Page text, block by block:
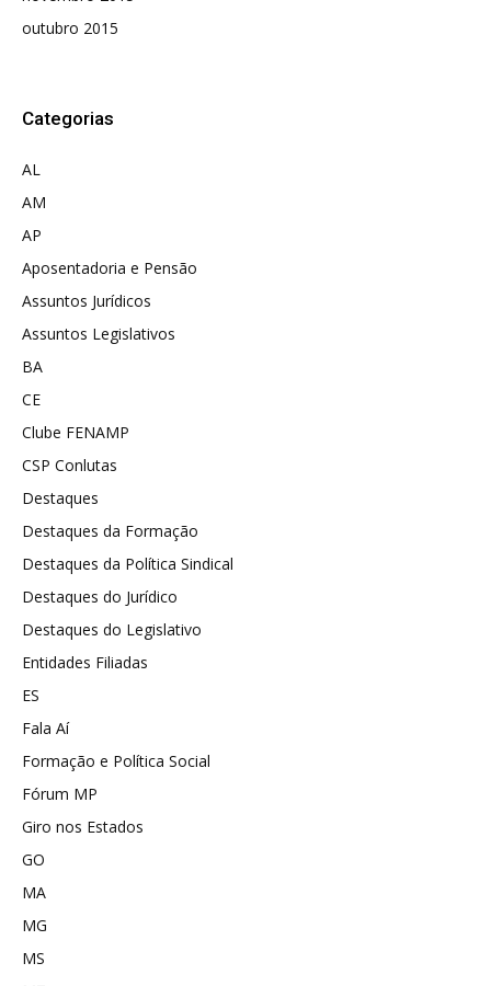
outubro 2015
Categorias
AL
AM
AP
Aposentadoria e Pensão
Assuntos Jurídicos
Assuntos Legislativos
BA
CE
Clube FENAMP
CSP Conlutas
Destaques
Destaques da Formação
Destaques da Política Sindical
Destaques do Jurídico
Destaques do Legislativo
Entidades Filiadas
ES
Fala Aí
Formação e Política Social
Fórum MP
Giro nos Estados
GO
MA
MG
MS